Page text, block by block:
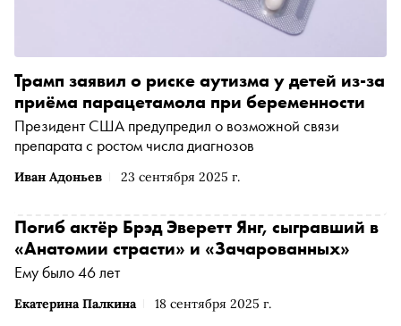
Иван Адоньев 23 сентября 2025 г.
Трамп заявил о риске аутизма у детей из-за
приёма парацетамола при беременности
Президент США предупредил о возможной связи
препарата с ростом числа диагнозов
Екатерина Палкина 18 сентября 2025 г.
Погиб актёр Брэд Эверетт Янг, сыгравший в
«Анатомии страсти» и «Зачарованных»
Ему было 46 лет